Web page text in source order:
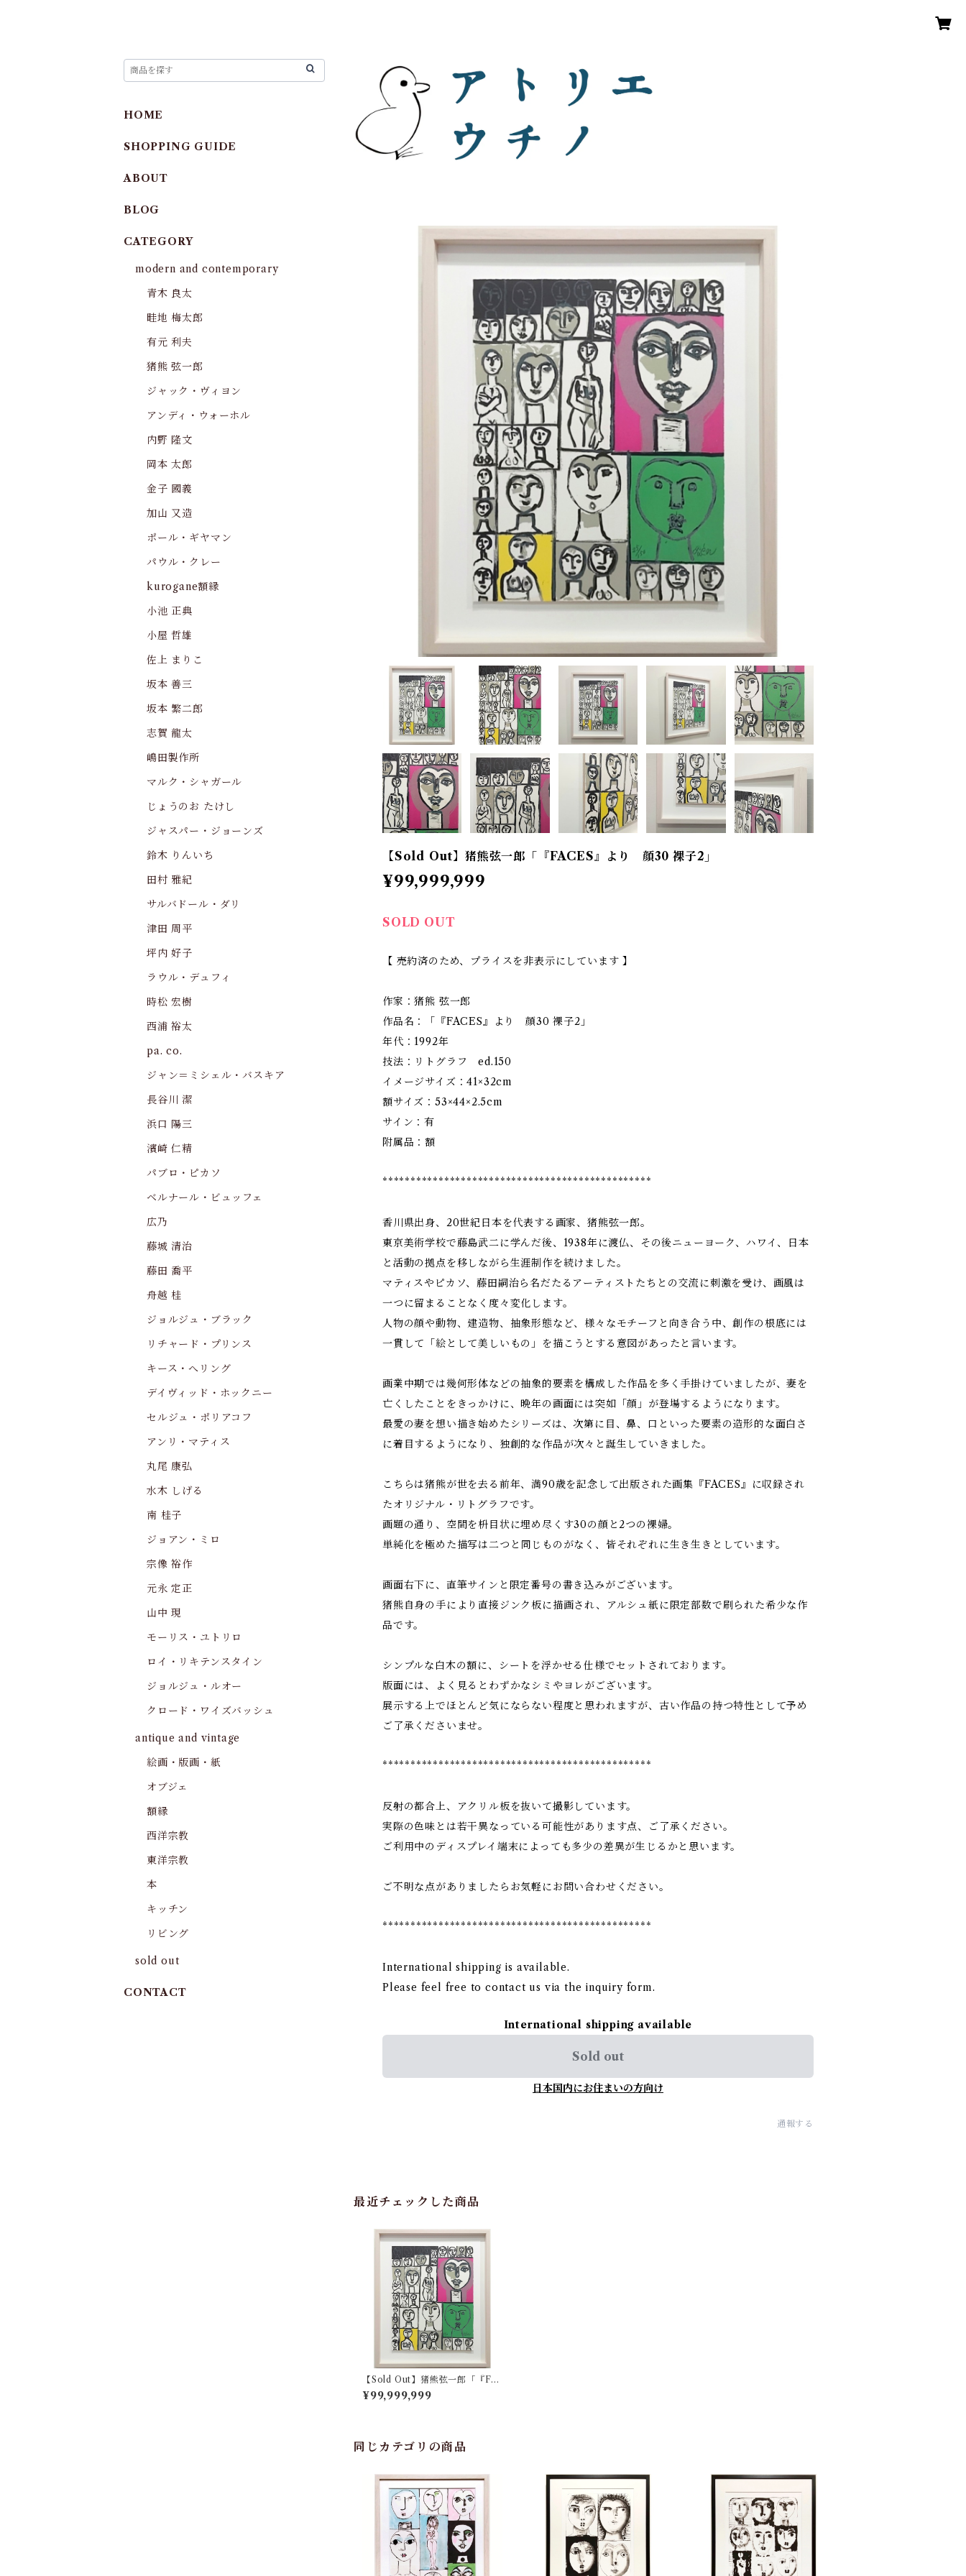
【Sold Out】猪熊弦一郎「『FACES』より 顔30 裸子2」
¥99,999,999
SOLD OUT
【 売約済のため、プライスを非表示にしています 】
作家：猪熊 弦一郎
作品名：「『FACES』より 顔30 裸子2」
年代：1992年
技法：リトグラフ ed.150
イメージサイズ：41×32cm
額サイズ：53×44×2.5cm
サイン：有
附属品：額
************************************************
香川県出身、20世紀日本を代表する画家、猪熊弦一郎。
東京美術学校で藤島武二に学んだ後、1938年に渡仏、その後ニューヨーク、ハワイ、日本
と活動の拠点を移しながら生涯制作を続けました。
マティスやピカソ、藤田嗣治ら名だたるアーティストたちとの交流に刺激を受け、画風は
一つに留まることなく度々変化します。
人物の顔や動物、建造物、抽象形態など、様々なモチーフと向き合う中、創作の根底には
一貫して「絵として美しいもの」を描こうとする意図があったと言います。
画業中期では幾何形体などの抽象的要素を構成した作品を多く手掛けていましたが、妻を
亡くしたことをきっかけに、晩年の画面には突如「顔」が登場するようになります。
最愛の妻を想い描き始めたシリーズは、次第に目、鼻、口といった要素の造形的な面白さ
に着目するようになり、独創的な作品が次々と誕生していきました。
こちらは猪熊が世を去る前年、満90歳を記念して出版された画集『FACES』に収録され
たオリジナル・リトグラフです。
画題の通り、空間を枡目状に埋め尽くす30の顔と2つの裸婦。
単純化を極めた描写は二つと同じものがなく、皆それぞれに生き生きとしています。
画面右下に、直筆サインと限定番号の書き込みがございます。
猪熊自身の手により直接ジンク板に描画され、アルシュ紙に限定部数で刷られた希少な作
品です。
シンプルな白木の額に、シートを浮かせる仕様でセットされております。
版面には、よく見るとわずかなシミやヨレがございます。
展示する上でほとんど気にならない程度と思われますが、古い作品の持つ特性として予め
ご了承くださいませ。
************************************************
反射の都合上、アクリル板を抜いて撮影しています。
実際の色味とは若干異なっている可能性があります点、ご了承ください。
ご利用中のディスプレイ端末によっても多少の差異が生じるかと思います。
ご不明な点がありましたらお気軽にお問い合わせください。
************************************************
International shipping is available.
Please feel free to contact us via the inquiry form.
International shipping available
Sold out
日本国内にお住まいの方向け
通報する
最近チェックした商品
【Sold Out】猪熊弦一郎「『FA
CES』より 顔30 裸子2」
¥99,999,999
同じカテゴリの商品
HOME
SHOPPING GUIDE
ABOUT
BLOG
CATEGORY
modern and contemporary
青木 良太
畦地 梅太郎
有元 利夫
猪熊 弦一郎
ジャック・ヴィヨン
アンディ・ウォーホル
内野 隆文
岡本 太郎
金子 國義
加山 又造
ポール・ギヤマン
パウル・クレー
kurogane額縁
小池 正典
小屋 哲雄
佐上 まりこ
坂本 善三
坂本 繁二郎
志賀 龍太
嶋田製作所
マルク・シャガール
じょうのお たけし
ジャスパー・ジョーンズ
鈴木 りんいち
田村 雅紀
サルバドール・ダリ
津田 周平
坪内 好子
ラウル・デュフィ
時松 宏樹
西浦 裕太
pa. co.
ジャン＝ミシェル・バスキア
長谷川 潔
浜口 陽三
濱崎 仁精
パブロ・ピカソ
ベルナール・ビュッフェ
広乃
藤城 清治
藤田 喬平
舟越 桂
ジョルジュ・ブラック
リチャード・プリンス
キース・へリング
デイヴィッド・ホックニー
セルジュ・ポリアコフ
アンリ・マティス
丸尾 康弘
水木 しげる
南 桂子
ジョアン・ミロ
宗像 裕作
元永 定正
山中 現
モーリス・ユトリロ
ロイ・リキテンスタイン
ジョルジュ・ルオー
クロード・ワイズバッシュ
antique and vintage
絵画・版画・紙
オブジェ
額縁
西洋宗教
東洋宗教
本
キッチン
リビング
sold out
CONTACT